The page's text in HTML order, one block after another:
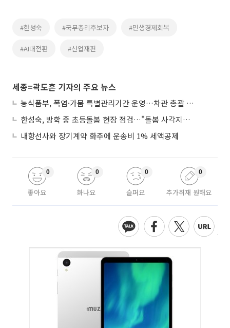
#한성숙 #국무총리후보자 #민생경제회복
#AI대전환 #산업재편
세종=곽도흔 기자의 주요 뉴스
농식품부, 폭염·가뭄 특별관리기간 운영…차관 총괄 대응체계 격상
한성숙, 방학 중 초등돌봄 현장 점검…"돌봄 사각지대 없애야"
내항선사와 장기계약 화주에 운송비 1% 세액공제
좋아요
0
화나요
0
슬퍼요
0
추가취재 원해요
0